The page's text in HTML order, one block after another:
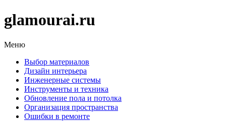
glamourai.ru
Меню
Выбор материалов
Дизайн интерьера
Инженерные системы
Инструменты и техника
Обновление пола и потолка
Организация пространства
Ошибки в ремонте